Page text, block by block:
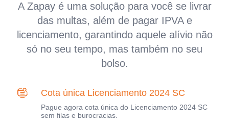
A Zapay é uma solução para você se livrar
das multas, além de pagar IPVA e
licenciamento, garantindo aquele alívio não
só no seu tempo, mas também no seu
bolso.
Cota única Licenciamento 2024 SC
Pague agora cota única do Licenciamento 2024 SC
sem filas e burocracias.